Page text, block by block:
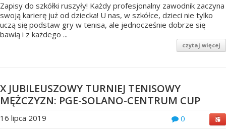
Zapisy do szkółki ruszyły! Każdy profesjonalny zawodnik zaczyna
swoją karierę już od dziecka! U nas, w szkółce, dzieci nie tylko
uczą się podstaw gry w tenisa, ale jednocześnie dobrze się
bawią i z każdego ...
czytaj więcej
X JUBILEUSZOWY TURNIEJ TENISOWY
MĘŻCZYZN: PGE-SOLANO-CENTRUM CUP
0
16 lipca 2019